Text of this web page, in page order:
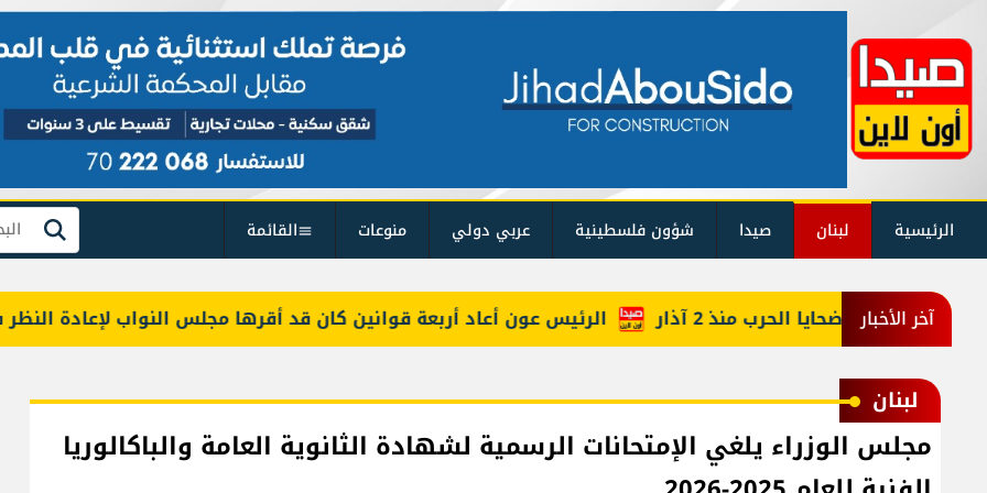
الرئيسية لبنان صيدا شؤون فلسطينية عربي دولي منوعات القائمة بحث
آخر الأخبار الرئيس عون أعاد أربعة قوانين كان قد أقرها مجلس النواب لإعادة النظر إليكم حصيلة ضحايا الحرب منذ 2 آذار
لبنان
مجلس الوزراء يلغي الإمتحانات الرسمية لشهادة الثانوية العامة والباكالوريا